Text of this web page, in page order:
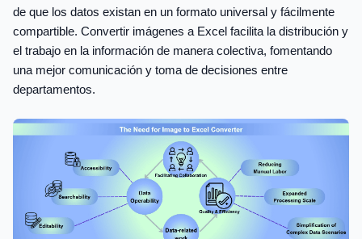
de que los datos existan en un formato universal y fácilmente
compartible. Convertir imágenes a Excel facilita la distribución y
el trabajo en la información de manera colectiva, fomentando
una mejor comunicación y toma de decisiones entre
departamentos.